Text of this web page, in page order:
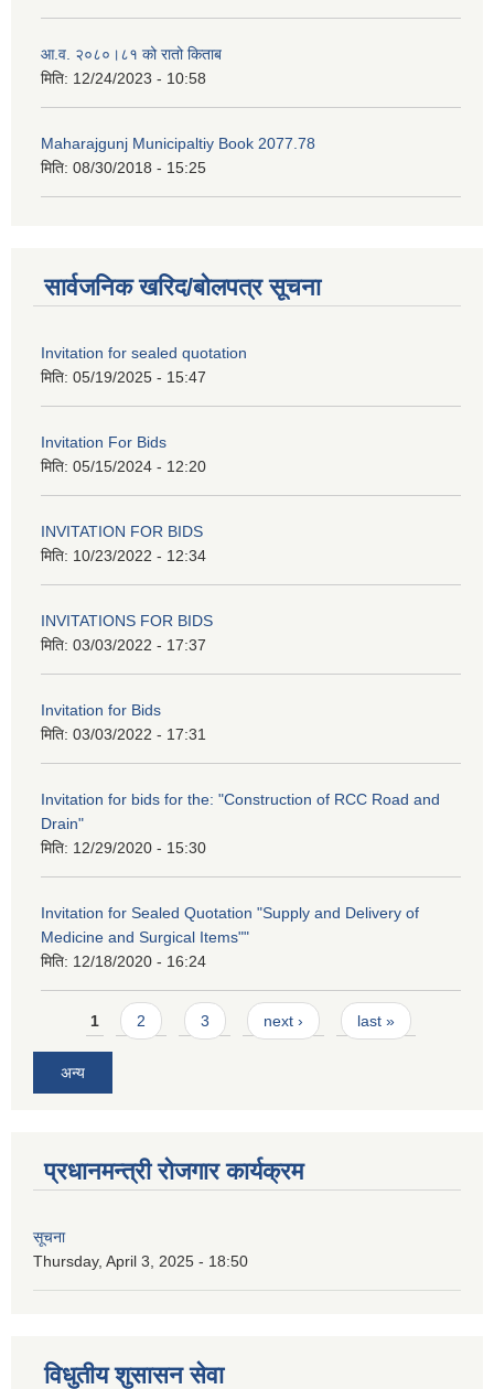
आ.व. २०८०।८१ को रातो किताब
मिति: 12/24/2023 - 10:58
Maharajgunj Municipaltiy Book 2077.78
मिति: 08/30/2018 - 15:25
सार्वजनिक खरिद/बोलपत्र सूचना
Invitation for sealed quotation
मिति: 05/19/2025 - 15:47
Invitation For Bids
मिति: 05/15/2024 - 12:20
INVITATION FOR BIDS
मिति: 10/23/2022 - 12:34
INVITATIONS FOR BIDS
मिति: 03/03/2022 - 17:37
Invitation for Bids
मिति: 03/03/2022 - 17:31
Invitation for bids for the: "Construction of RCC Road and
Drain"
मिति: 12/29/2020 - 15:30
Invitation for Sealed Quotation "Supply and Delivery of
Medicine and Surgical Items""
मिति: 12/18/2020 - 16:24
Pages
1 2 3 next › last »
अन्य
प्रधानमन्त्री रोजगार कार्यक्रम
सूचना
Thursday, April 3, 2025 - 18:50
विधुतीय शुसासन सेवा